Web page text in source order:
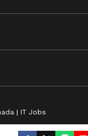
IT Jobs